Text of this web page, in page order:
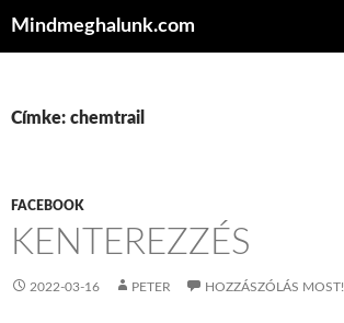
Mindmeghalunk.com
Címke: chemtrail
FACEBOOK
KENTEREZZÉS
2022-03-16 PETER HOZZÁSZÓLÁS MOST!